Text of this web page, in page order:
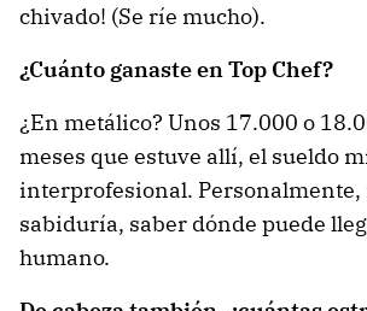
chivado! (Se ríe mucho).
¿Cuánto ganaste en Top Chef?
¿En metálico? Unos 17.000 o
meses que estuve allí, el sueldo
interprofesional. Personalmente,
sabiduría, saber dónde puede
humano.